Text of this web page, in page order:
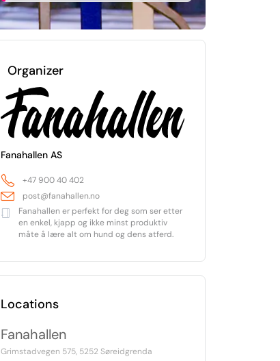
Organizer
Fanahallen AS
+47 900 40 402
post@fanahallen.no
Fanahallen er perfekt for deg som ser etter
en enkel, kjapp og ikke minst produktiv
måte å lære alt om hund og dens atferd.
Locations
Fanahallen
Grimstadvegen 575, 5252 Søreidgrenda